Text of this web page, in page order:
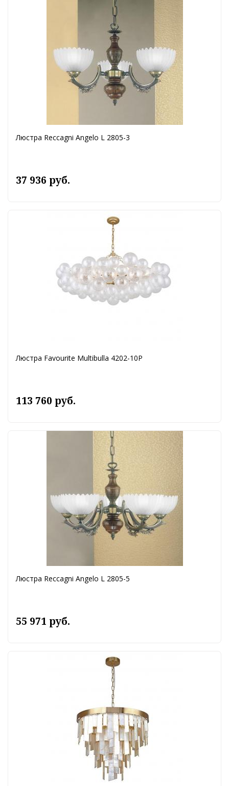
Люстра Reccagni Angelo L 2805-3
37 936 руб.
Люстра Favourite Multibulla 4202-10P
113 760 руб.
Люстра Reccagni Angelo L 2805-5
55 971 руб.